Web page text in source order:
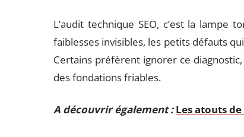
L’audit technique SEO, c’est la lampe
faiblesses invisibles, les petits défauts
Certains préfèrent ignorer ce
des fondations friables.
A découvrir également : Les atouts